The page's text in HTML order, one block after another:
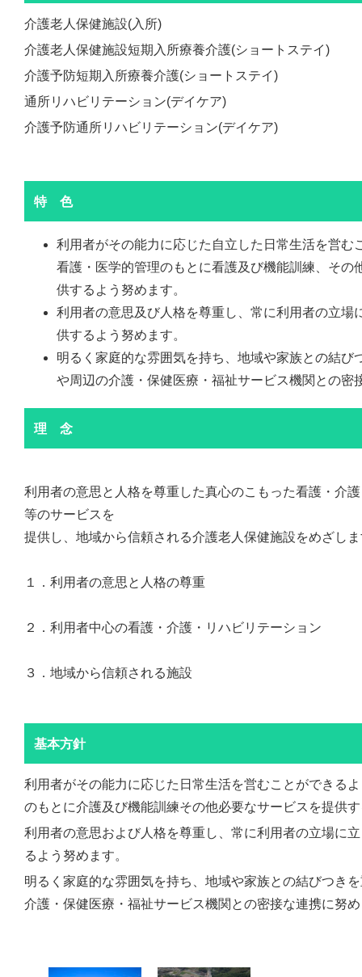
介護老人保健施設(入所)
介護老人保健施設短期入所療養介護(ショートステイ)
介護予防短期入所療養介護(ショートステイ)
通所リハビリテーション(デイケア)
介護予防通所リハビリテーション(デイケア)
特 色
利用者がその能力に応じた自立した日常生活を営む
看護・医学的管理のもとに看護及び機能訓練、その
供するよう努めます。
利用者の意思及び人格を尊重し、常に利用者の立場
供するよう努めます。
明るく家庭的な雰囲気を持ち、地域や家族との結び
や周辺の介護・保健医療・福祉サービス機関との密
理 念
利用者の意思と人格を尊重した真心のこもった看護・介
等のサービスを
提供し、地域から信頼される介護老人保健施設をめざし
１．利用者の意思と人格の尊重
２．利用者中心の看護・介護・リハビリテーション
３．地域から信頼される施設
基本方針
利用者がその能力に応じた日常生活を営むことができる
のもとに介護及び機能訓練その他必要なサービスを提供
利用者の意思および人格を尊重し、常に利用者の立場に
るよう努めます。
明るく家庭的な雰囲気を持ち、地域や家族との結びつき
介護・保健医療・福祉サービス機関との密接な連携に努